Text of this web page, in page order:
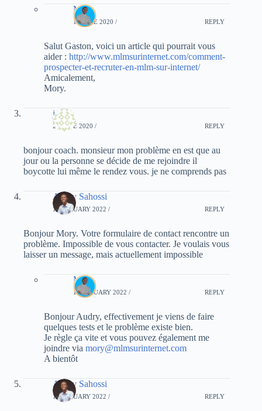
Mory
16 JUNE 2020 / REPLY
Salut Gaston, voici un article qui pourrait vous
aider : http://www.mlmsurinternet.com/comment-
prospecter-et-recruter-en-mlm-sur-internet/
Amicalement,
Mory.
jeck
20 JUNE 2020 / REPLY
bonjour coach. monsieur mon problème en est que au
jour ou la personne se décide de me rejoindre il
boycotte lui même le rendez vous. je ne comprends pas
Audry Sahossi
10 JANUARY 2022 / REPLY
Bonjour Mory. Votre formulaire de contact rencontre un
problème. Impossible de vous contacter. Je voulais vous
laisser un message, mais actuellement impossible
Mory
13 JANUARY 2022 / REPLY
Bonjour Audry, effectivement je viens de faire
quelques tests et le problème existe bien.
Je règle ça vite et vous pouvez également me
joindre via mory@mlmsurinternet.com
A bientôt
Audry Sahossi
10 JANUARY 2022 / REPLY